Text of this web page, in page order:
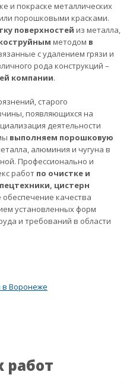
и покраске металлических
порошковыми красками.
поверхностей из металла,
методом в
с удалением грязи и
рода конструкций –
компании.
старого
появляющихся на
деятельности
выполняем порошковую
алюминия и чугуна в
Профессионально и
работ по очистке и
цистерн
качества
установленных форм
и требований в области
в Воронеже